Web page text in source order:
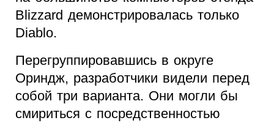
Blizzard демонстрировалась только
Diablo.
Перегруппировавшись в округе
Ориндж, разработчики видели перед
собой три варианта. Они могли бы
смириться с посредственностью